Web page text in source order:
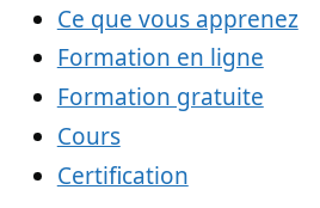
Ce que vous apprenez
Formation en ligne en
Formation gratuite en
Cours de PSP
Certification en PSP